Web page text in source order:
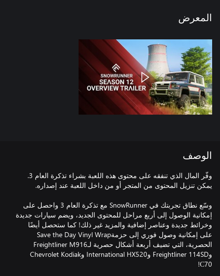
المعرض
الوصف
وفّر المال الذي تنفقه على محتوى هذه اللعبة بشراء تذكرة العام 3.
وسّع نطاق تجربتك في SnowRunner مع تذكرة العام 3 واحصل على
إمكانية الوصول إلى أربع مراحل للمحتوى الجديد، ويضم سيارات جديدة
وخرائط جديدة وعناصر إضافية والمزيد غير ذلك! كما ستحصل أيضًا
على إمكانية وصول فوري إلى حزمةSave the Day Vinyl Wrap
الحصرية، التي تضيف أربعة أشكال حصرية لـFreightliner M916
وFreightliner 114SD وInternational HX520 وChevrolet Kodiak